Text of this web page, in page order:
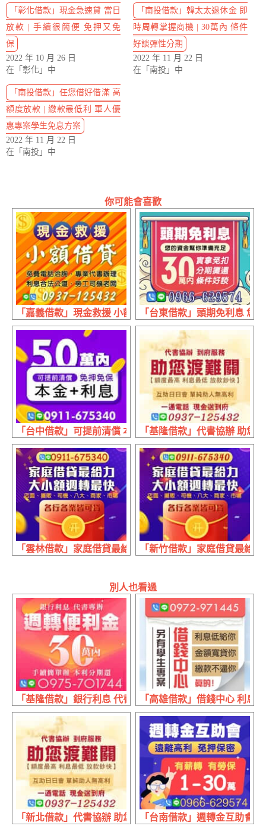
「彰化借款」現金急速貸 當日
放款 | 手續很簡便 免押又免
保
2022 年 10 月 26 日
在「彰化」中
「南投借款」韓太太退休金 即
時周轉掌握商機 | 30萬內 條件
好談彈性分期
2022 年 11 月 22 日
在「南投」中
「南投借款」任您借好借滿 高
額度放款 | 繳款最低利 軍人優
惠專案學生免息方案
2022 年 11 月 22 日
在「南投」中
你可能會喜歡
「嘉義借款」現金救援 小額借貸 | 利息合法公道 勞工司機
「台東借款」頭期免利息 您
「台中借款」可提前清償 本金+利息 | 50萬內 免押免保
「基隆借款」代書協辦 助您
「雲林借款」家庭借貸最給力 大小額週轉最快 | 各行各業
「新竹借款」家庭借貸最給
別人也看過
「基隆借款」銀行利息 代書專辦 | 30萬內 手續簡單辦本利
「高雄借款」借錢中心 利息
「新北借款」代書協辦 助您渡難關 | 互助日日會 單純助人
「台南借款」週轉金互助會